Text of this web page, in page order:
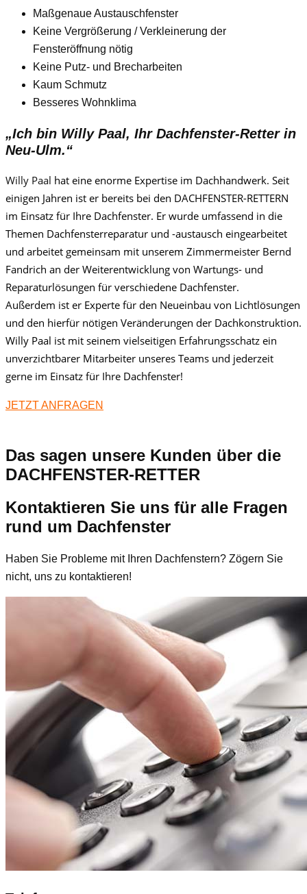
Maßgenaue Austauschfenster
Keine Vergrößerung / Verkleinerung der
Fensteröffnung nötig
Keine Putz- und Brecharbeiten
Kaum Schmutz
Besseres Wohnklima
„Ich bin Willy Paal, Ihr Dachfenster-Retter in
Neu-Ulm.“
Willy Paal hat eine enorme Expertise im Dachhandwerk. Seit
einigen Jahren ist er bereits bei den DACHFENSTER-RETTERN
im Einsatz für Ihre Dachfenster. Er wurde umfassend in die
Themen Dachfensterreparatur und -austausch eingearbeitet
und arbeitet gemeinsam mit unserem Zimmermeister Bernd
Fandrich an der Weiterentwicklung von Wartungs- und
Reparaturlösungen für verschiedene Dachfenster.
Außerdem ist er Experte für den Neueinbau von Lichtlösungen
und den hierfür nötigen Veränderungen der Dachkonstruktion.
Willy Paal ist mit seinem vielseitigen Erfahrungsschatz ein
unverzichtbarer Mitarbeiter unseres Teams und jederzeit
gerne im Einsatz für Ihre Dachfenster!
JETZT ANFRAGEN
Das sagen unsere Kunden über die
DACHFENSTER-RETTER
Kontaktieren Sie uns für alle Fragen
rund um Dachfenster
Haben Sie Probleme mit Ihren Dachfenstern? Zögern Sie
nicht, uns zu kontaktieren!